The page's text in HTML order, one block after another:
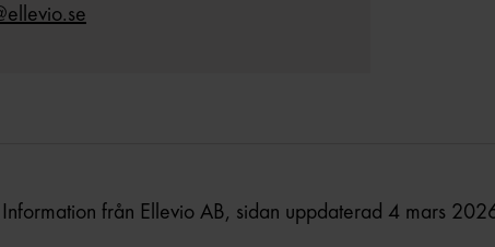
Information från Ellevio AB, sidan uppdaterad 4 mars